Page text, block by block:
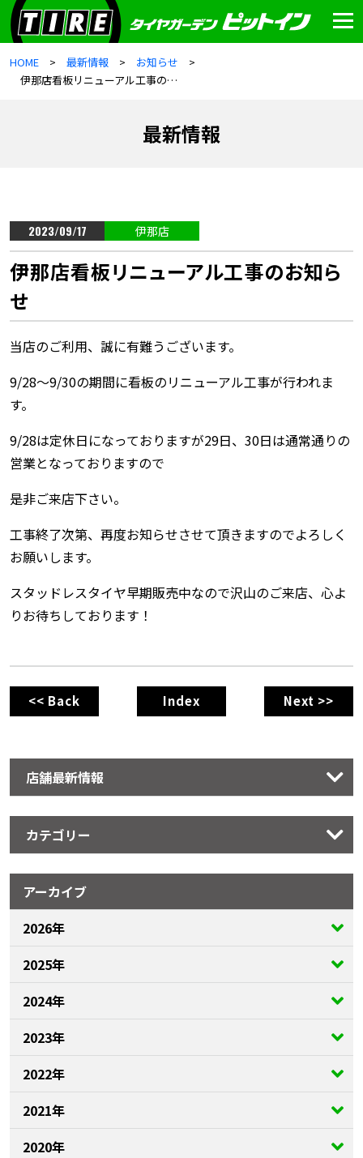
HOME 最新情報
お知らせ
伊那店看板リニューアル工事のお知らせ
最新情報
2023/09/17 伊那店
伊那店看板リニューアル工事のお知ら
せ
当店のご利用、誠に有難うございます。
9/28〜9/30の期間に看板のリニューアル工事が行われま
す。
9/28は定休日になっておりますが29日、30日は通常通りの
営業となっておりますので
是非ご来店下さい。
工事終了次第、再度お知らせさせて頂きますのでよろしく
お願いします。
スタッドレスタイヤ早期販売中なので沢山のご来店、心よ
りお待ちしております！
<< Back Index Next >>
店舗最新情報
カテゴリー
アーカイブ
2026年
2025年
2024年
2023年
2022年
2021年
2020年